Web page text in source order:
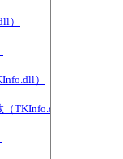
）
）
（TKInfo.dll）